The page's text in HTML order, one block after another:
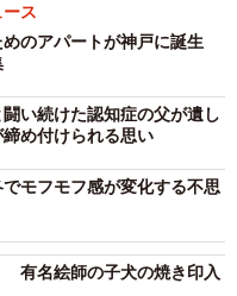
ス
のアパートが神戸に誕生
い続けた認知症の父が遺し
め付けられる思い
モフモフ感が変化する不思
有名絵師の子犬の焼き印入